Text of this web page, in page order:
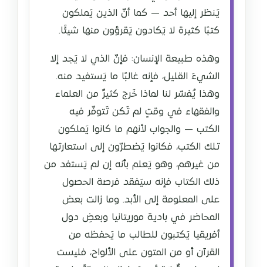
يَنظر إليها أحد — كما أنّ الذين يَملكون
كتبًا كثيرة لا يَكادون يَقرؤون منها شيئًا.
وهذه طبيعة الإنسان: فإنّ الذي لا يَجد إلا
الشيءَ القليل، فإنه غالبًا ما يَستفيد منه.
وهذا يُفسّر لنا لماذا خَرج كثيرٌ من العلماء
والفقهاء في وقتٍ لم تَكن تَتوفّر فيه
الكتب — والجواب لأنهم ما كانوا يَملكون
تلك الكتب، فكانوا يَضطرّون إلى استعارتها
من غيرهم، وهو يَعلم بأنه إن لم يَستفد من
ذلك الكتاب فإنه سيَفقد فرصة الحصول
على المعلومة إلى الأبد. وما زالت بعض
المحاضر في بادية موريتانيا وبعضِ دول
أفريقيا يَكتبون للطالب ما يَحفظه من
القرآن أو من المتون على الألواح، فليست